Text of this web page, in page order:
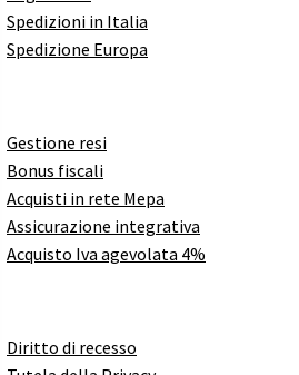
Spedizioni in Italia
Spedizione Europa
Gestione resi
Bonus fiscali
Acquisti in rete Mepa
Assicurazione integrativa
Acquisto Iva agevolata 4%
Diritto di recesso